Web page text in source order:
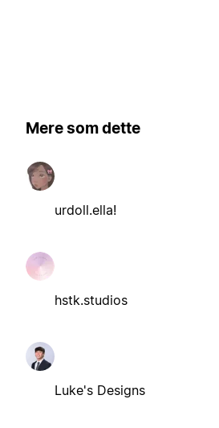
Mere som dette
urdoll.ella!
hstk.studios
Luke's Designs